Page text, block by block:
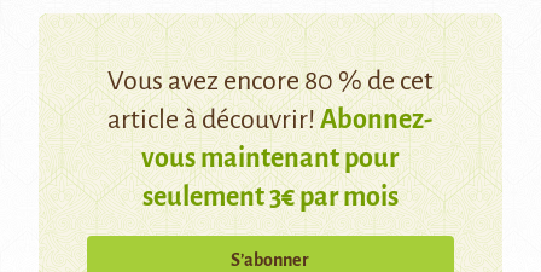
Vous avez encore 80 % de cet
article à découvrir!Abonnez-
vous maintenant pour
seulement 3€ par mois
S’abonner